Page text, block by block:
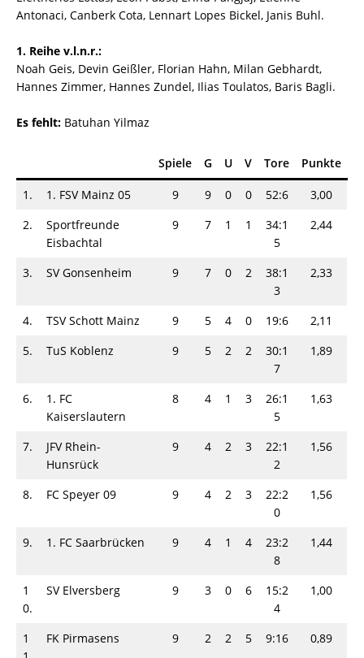
Antonaci, Canberk Cota, Lennart Lopes Bickel, Janis Buhl.
1. Reihe v.l.n.r.:
Noah Geis, Devin Geißler, Florian Hahn, Milan Gebhardt,
Hannes Zimmer, Hannes Zundel, Ilias Toulatos, Baris Bagli.
Es fehlt: Batuhan Yilmaz
Spiele G U V Tore Punkte
1. 1. FSV Mainz 05 9 9 0 0 52:6
3,00
2.
Sportfreunde
Eisbachtal
9 7 1 1
34:1
5
2,44
3. SV Gonsenheim 9 7 0 2
38:1
3
2,33
4. TSV Schott Mainz 9 5 4 0 19:6
2,11
5.
TuS Koblenz 9 5 2 2
30:1
7
1,89
6.
1. FC
Kaiserslautern
8 4 1 3
26:1
5
1,63
7.
JFV Rhein-
Hunsrück
9 4 2 3
22:1
2
1,56
8. FC Speyer 09 9 4 2 3
22:2
0
1,56
9. 1. FC Saarbrücken 9 4 1 4
23:2
8
1,44
1
0.
SV Elversberg 9 3 0 6
15:2
4
1,00
1
FK Pirmasens 9 2 2 5 9:16 0,89